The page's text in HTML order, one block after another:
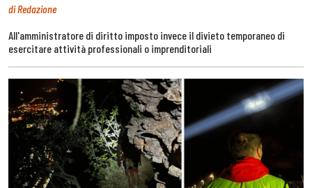
di Redazione
All'amministratore di diritto imposto invece il divieto temporaneo di
esercitare attività professionali o imprenditoriali